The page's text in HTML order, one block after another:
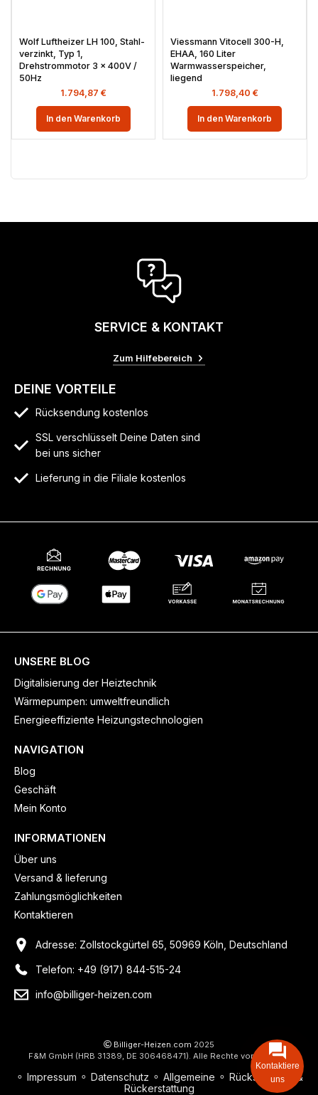
Wolf Luftheizer LH 100, Stahl-
verzinkt, Typ 1,
Drehstrommotor 3 x 400V /
50Hz
1.794,87 €
In den Warenkorb
Viessmann Vitocell 300-H,
EHAA, 160 Liter
Warmwasserspeicher,
liegend
1.798,40 €
In den Warenkorb
SERVICE & KONTAKT
Zum Hilfebereich
DEINE VORTEILE
Rücksendung kostenlos
SSL verschlüsselt Deine Daten sind
bei uns sicher
Lieferung in die Filiale kostenlos
UNSERE BLOG
Digitalisierung der Heiztechnik
Wärmepumpen: umweltfreundlich
Energieeffiziente Heizungstechnologien
NAVIGATION
Blog
Geschäft
Mein Konto
INFORMATIONEN
Über uns
Versand & lieferung
Zahlungsmöglichkeiten
Kontaktieren
Adresse: Zollstockgürtel 65, 50969 Köln, Deutschland
Telefon: +49 (917) 844-515-24
info@billiger-heizen.com
Billiger-Heizen.com 2025
F&M GmbH (HRB 31389, DE 306468471). Alle Rechte vorbehalten.
⚬ Impressum ⚬ Datenschutz ⚬ Allgemeine ⚬ Rücksendung &
Rückerstattung
Kontaktiere
uns